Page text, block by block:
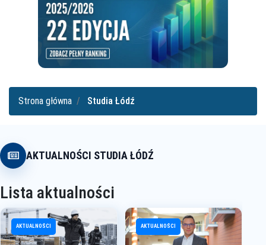
Strona główna Studia Łódź
AKTUALNOŚCI STUDIA ŁÓDŹ
Lista aktualności
AKTUALNOŚCI AKTUALNOŚCI